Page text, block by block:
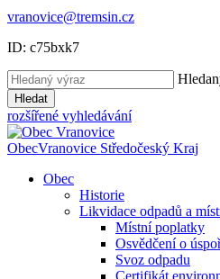
vranovice@tremsin.cz
ID: c75bxk7
Hledat
rozšířené vyhledávání
ObecVranovice Středočeský Kraj
Obec
Historie
Likvidace odpadů a
Místní poplatky
Osvědčení o
Svoz odpadu
Certifikát